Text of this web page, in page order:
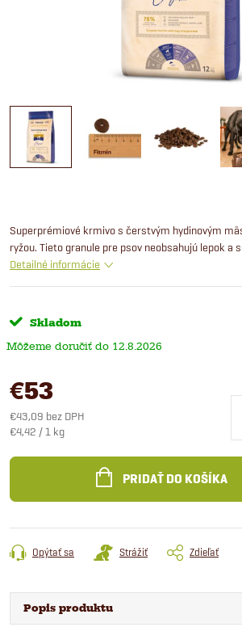
Superprémiové krmivo s čerstvým hydinovým
ryžou. Tieto granule pre psov neobsahujú lepok a
Detailné informácie
Skladom
12.8.2026
€53
€43,09 bez DPH
Jednotková
€4,42 / 1 kg
PRIDAŤ DO KOŠÍKA
Opýtať sa Strážiť Zdieľať
Popis produktu